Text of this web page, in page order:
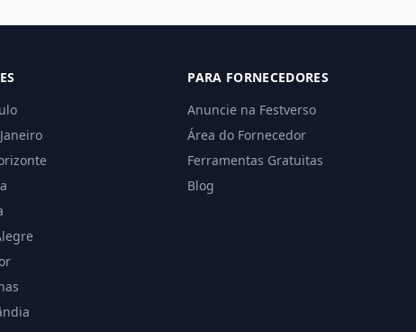
PARA FORNECEDORES
Anuncie na Festverso
Área do Fornecedor
Ferramentas Gratuitas
Blog